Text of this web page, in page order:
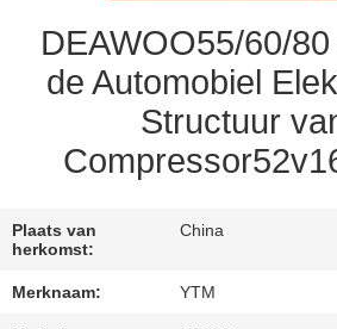
CONTACTEER
ONS
VERZOEK
OM EEN
CITAAT
SITEMAP
DEAWOO55/60/
de Automobiel
Structuur
Plaats van
herkomst:
China
Merknaam: YTM